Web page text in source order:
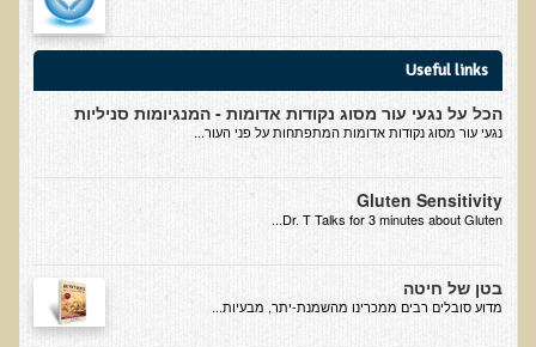
בדיקות לאבחון מחסורים וסיכונים
בדיקת צואה לאיתור מוקדם של סרטן המעי הגס M2PK
בדיקת דם קליפורד לרגישויות לחומרים דנטאליים
בדיקות לקזיאו-מורפינים וגלוטיאו-מורפינים
שאלות ותשובות למעבדה
רשימת משאבים לפציינט
Useful links
הכל על נגעי עור מסוג נקודות אדומות - המנגיומות סניליות
נגעי עור מסוג נקודות אדומות המתפתחות על פני העור...
Gluten Sensitivity
Dr. T Talks for 3 minutes about Gluten...
בטן של חיטה
​מדוע סובלים רבים ממכרינו מהשמנת-יתר, מבעיות...